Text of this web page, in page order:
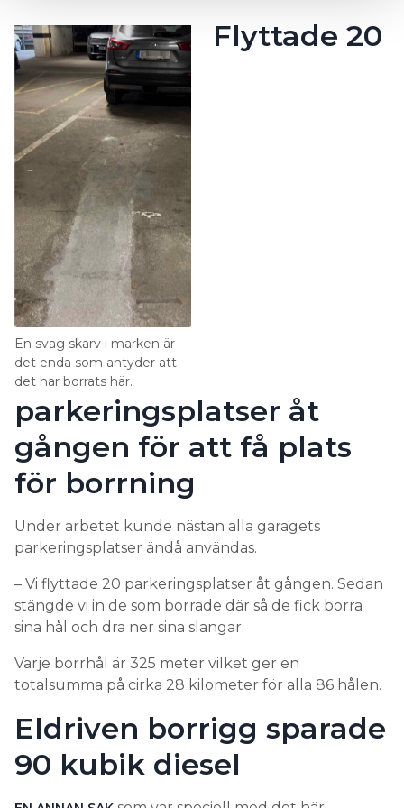
En svag skarv i marken är
det enda som antyder att
det har borrats här.
Flyttade 20
parkeringsplatser åt
gången för att få plats
för borrning
Under arbetet kunde nästan alla garagets
parkeringsplatser ändå användas.
– Vi flyttade 20 parkeringsplatser åt gången. Sedan
stängde vi in de som borrade där så de fick borra
sina hål och dra ner sina slangar.
Varje borrhål är 325 meter vilket ger en
totalsumma på cirka 28 kilometer för alla 86 hålen.
Eldriven borrigg sparade
90 kubik diesel